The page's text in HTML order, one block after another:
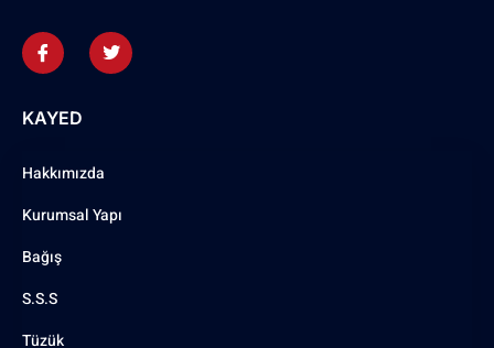
KAYED
Hakkımızda
Kurumsal Yapı
Bağış
S.S.S
Tüzük